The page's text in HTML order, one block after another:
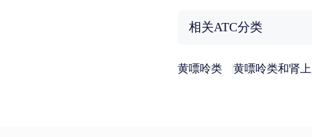
相关ATC分类
黄嘌呤类 黄嘌呤类和肾